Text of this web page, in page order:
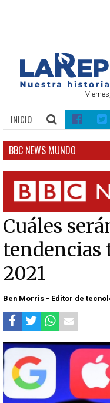
INICIO
BBC NEWS MUNDO
Cuáles
tendencias
2021
Ben Morris - Editor de